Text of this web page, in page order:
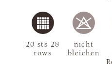
20 sts 28
rows
nicht
bleichen